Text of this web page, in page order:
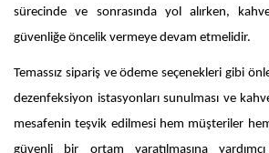
sürecinde ve sonrasında yol alırken,
güvenliğe öncelik vermeye devam etmelidir.
Temassız sipariş ve ödeme seçenekleri gibi
dezenfeksiyon istasyonları sunulması ve
mesafenin teşvik edilmesi hem müşteriler
güvenli bir ortam yaratılmasına